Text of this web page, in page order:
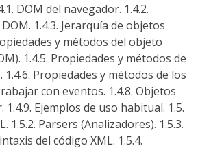
DOM del navegador. 1.4.2.
1.4.3. Jerarquía de objetos
y métodos del objeto
1.4.5. Propiedades y métodos de
1.4.6. Propiedades y métodos de los
con eventos. 1.4.8. Objetos
1.4.9. Ejemplos de uso habitual. 1.5.
1.5.2. Parsers (Analizadores). 1.5.3.
del código XML. 1.5.4.